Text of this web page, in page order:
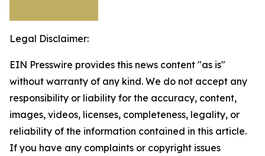
Legal Disclaimer:
EIN Presswire provides this news content "as is"
without warranty of any kind. We do not accept any
responsibility or liability for the accuracy, content,
images, videos, licenses, completeness, legality, or
reliability of the information contained in this article.
If you have any complaints or copyright issues